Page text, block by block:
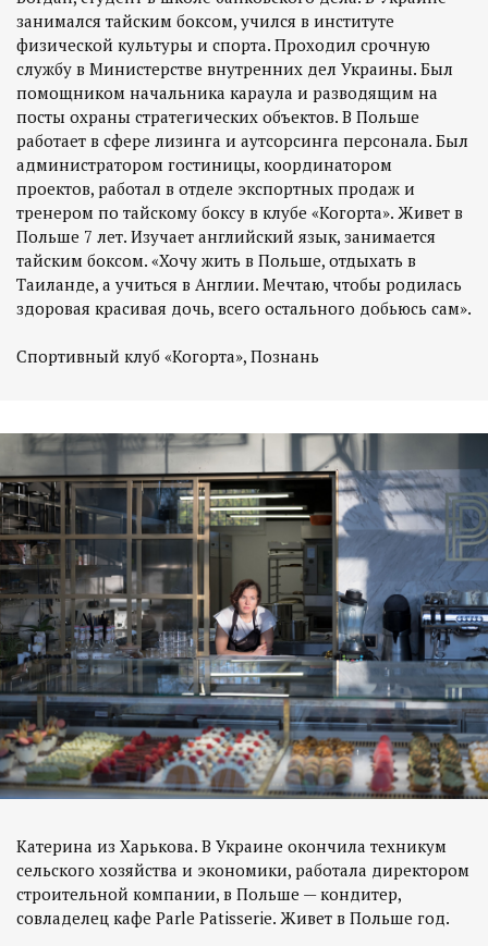
занимался тайским боксом, учился в институте
физической культуры и спорта. Проходил срочную
службу в Министерстве внутренних дел Украины. Был
помощником начальника караула и разводящим на
посты охраны стратегических объектов. В Польше
работает в сфере лизинга и аутсорсинга персонала. Был
администратором гостиницы, координатором
проектов, работал в отделе экспортных продаж и
тренером по тайскому боксу в клубе «Когорта». Живет в
Польше 7 лет. Изучает английский язык, занимается
тайским боксом. «Хочу жить в Польше, отдыхать в
Таиланде, а учиться в Англии. Мечтаю, чтобы родилась
здоровая красивая дочь, всего остального добьюсь сам».
Катерина из Харькова. В Украине окончила техникум
сельского хозяйства и экономики, работала директором
строительной компании, в Польше — кондитер,
совладелец кафе Parle Patisserie. Живет в Польше год.